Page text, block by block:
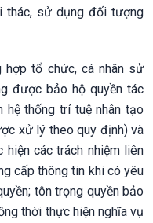
thác, sử dụng đối tượng
hợp tổ chức, cá nhân sử
được bảo hộ quyền tác
hệ thống trí tuệ nhân tạo
xử lý theo quy định) và
các trách nhiệm liên
cấp thông tin khi có yêu
tôn trọng quyền bảo
thời thực hiện nghĩa vụ